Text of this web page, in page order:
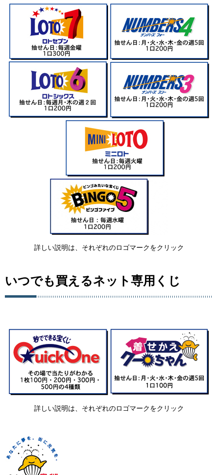
詳しい説明は、それぞれのロゴマークをクリック
いつでも買えるネット専用くじ
詳しい説明は、それぞれのロゴマークをクリック